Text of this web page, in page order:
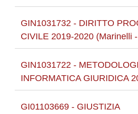
GIN1031732 - DIRITTO
CIVILE 2019-2020 (Marinelli
GIN1031722 -
INFORMATICA GIURIDICA
GI01103669 - GIUSTIZIA